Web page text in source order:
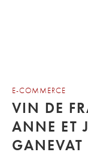
E-COMMERCE
VIN DE
ANNE ET
GANEVAT